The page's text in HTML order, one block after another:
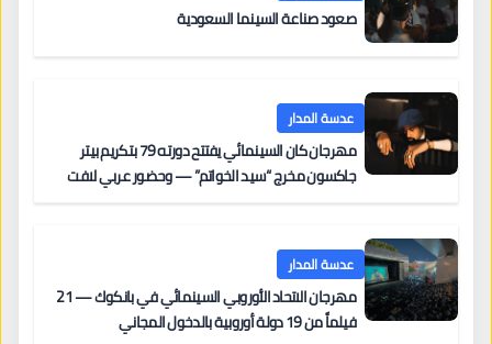
صعود صناعة السينما السعودية
عدسة المدار
مهرجان كان السينمائي يفتتح دورته 79 بتكريم بيتر
جاكسون مخرج “سيد الخواتم” — وحضور عربي لافت
عدسة المدار
مهرجان الاتحاد الأوروبي السينمائي في بانكوك — 21
فيلماً من 19 دولة أوروبية بالدخول المجاني